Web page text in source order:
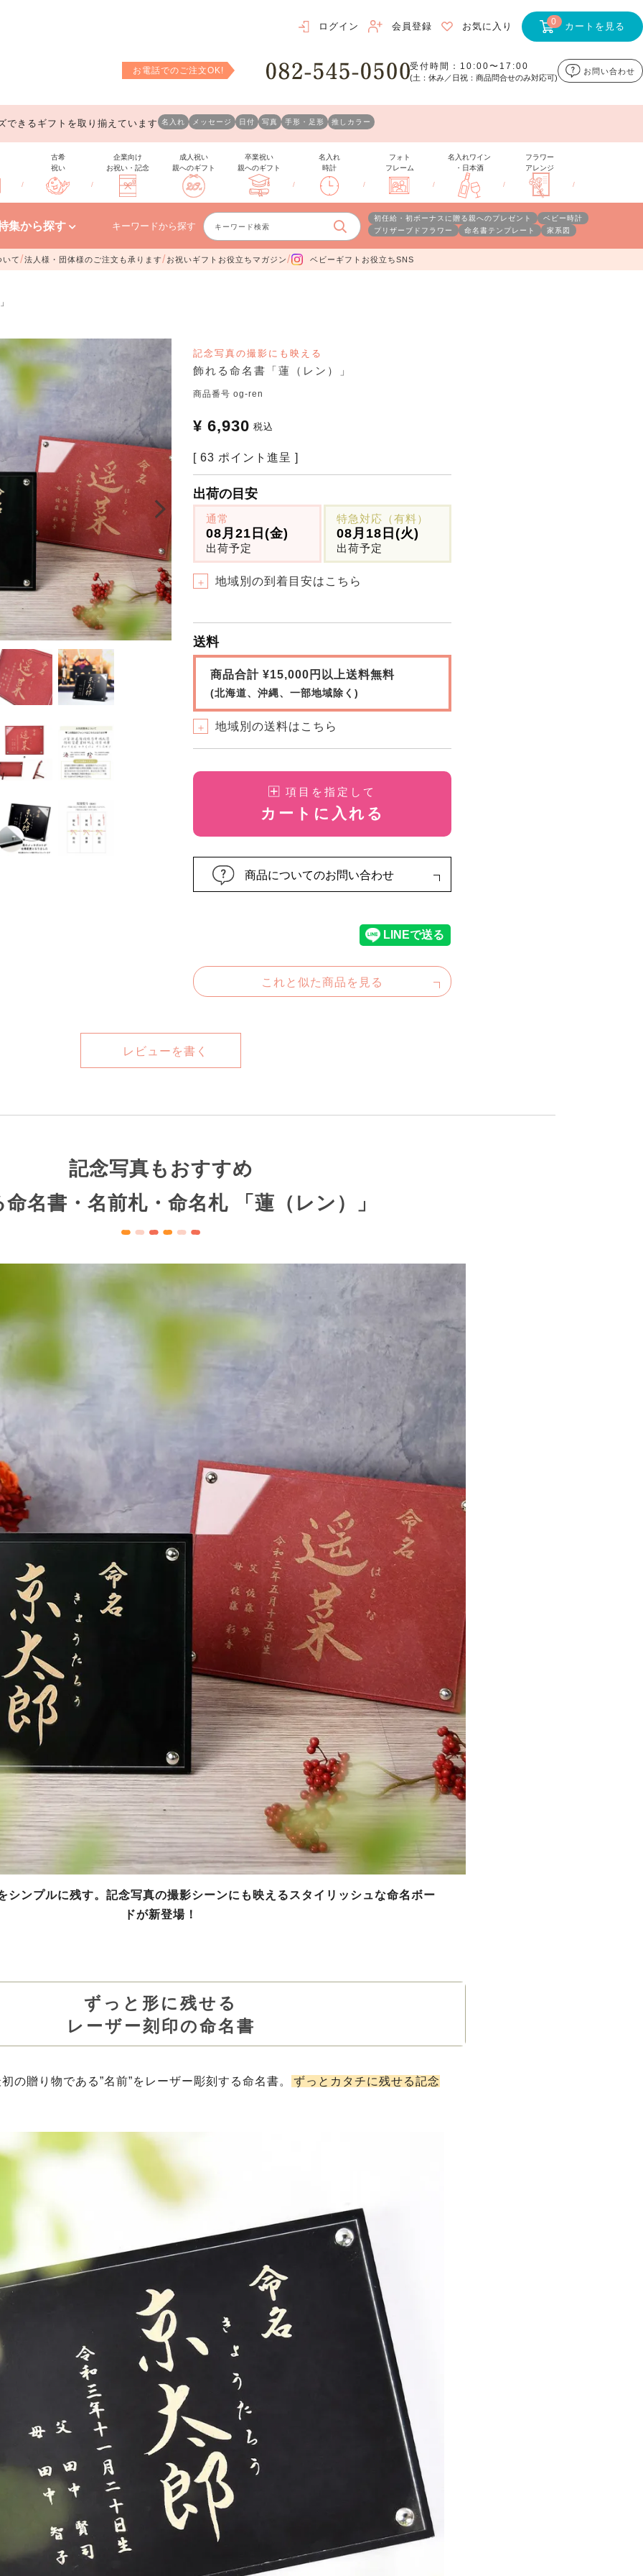
ログイン 会員登録 お気に入り 0 カートを見る
お電話でのご注文OK! 受付時間：10:00〜17:00
(土：休み／日祝：商品問合せのみ対応可)
お問い合わせ
できるギフトを取り揃えています 名入れ メッセージ 日付 写真 手形・足形 推しカラー
/
古希
祝い
/
企業向け
お祝い・記念
成人祝い
親へのギフト
卒業祝い
親へのギフト
/
名入れ
時計
/
フォト
フレーム
/
名入れワイン
・日本酒
/
フラワー
アレンジ
/
集から探す キーワードから探す
初任給・初ボーナスに贈る親へのプレゼント
ベビー時計
プリザーブドフラワー
命名書テンプレート 家系図
いて/法人様・団体様のご注文も承ります/ お祝いギフトお役立ちマガジン/ ベビーギフトお役立ちSNS
記念写真の撮影にも映える
飾れる命名書「蓮（レン）」
商品番号 og-ren
¥ 6,930 税込
[ 63 ポイント進呈 ]
出荷の目安
通常
08月21日(金)
出荷予定
特急対応（有料）
08月18日(火)
出荷予定
＋ 地域別の到着目安はこちら
送料
商品合計 ¥15,000円以上送料無料
(北海道、沖縄、一部地域除く)
＋ 地域別の送料はこちら
項目を指定して
カートに入れる
商品についてのお問い合わせ
これと似た商品を見る
レビューを書く
記念写真もおすすめ
名書・名前札・命名札 「蓮（レン）」
シンプルに残す。記念写真の撮影シーンにも映えるスタイリッシュな命名ボー
ドが新登場！
ずっと形に残せる
レーザー刻印の命名書
の贈り物である”名前”をレーザー彫刻する命名書。 ずっとカタチに残せる記念